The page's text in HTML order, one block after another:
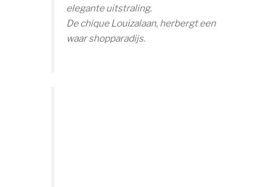
elegante uitstraling.
De chique Louizalaan, herbergt een
waar shopparadijs.